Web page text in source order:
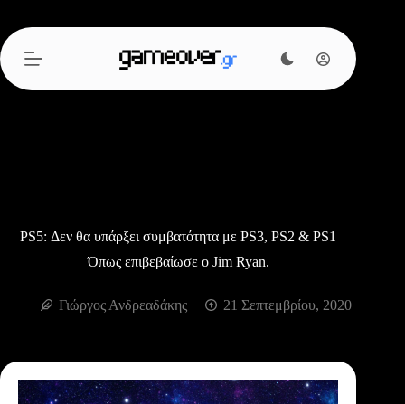
περιεχόμενο
PS5: Δεν θα υπάρξει συμβατότητα με PS3, PS2 & PS1
Όπως επιβεβαίωσε ο Jim Ryan.
Γιώργος Ανδρεαδάκης 21 Σεπτεμβρίου, 2020